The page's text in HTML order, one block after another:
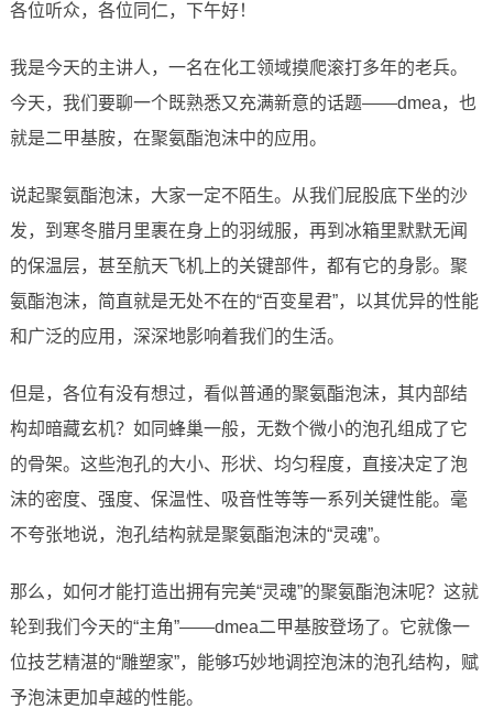
各位听众，各位同仁，下午好！
我是今天的主讲人，一名在化工领域摸爬滚打多年的老兵。
今天，我们要聊一个既熟悉又充满新意的话题——dmea，也
就是二甲基胺，在聚氨酯泡沫中的应用。
说起聚氨酯泡沫，大家一定不陌生。从我们屁股底下坐的沙
发，到寒冬腊月里裹在身上的羽绒服，再到冰箱里默默无闻
的保温层，甚至航天飞机上的关键部件，都有它的身影。聚
氨酯泡沫，简直就是无处不在的“百变星君”，以其优异的性能
和广泛的应用，深深地影响着我们的生活。
但是，各位有没有想过，看似普通的聚氨酯泡沫，其内部结
构却暗藏玄机？如同蜂巢一般，无数个微小的泡孔组成了它
的骨架。这些泡孔的大小、形状、均匀程度，直接决定了泡
沫的密度、强度、保温性、吸音性等等一系列关键性能。毫
不夸张地说，泡孔结构就是聚氨酯泡沫的“灵魂”。
那么，如何才能打造出拥有完美“灵魂”的聚氨酯泡沫呢？这就
轮到我们今天的“主角”——dmea二甲基胺登场了。它就像一
位技艺精湛的“雕塑家”，能够巧妙地调控泡沫的泡孔结构，赋
予泡沫更加卓越的性能。